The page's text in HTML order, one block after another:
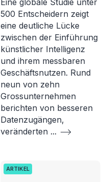
Eine globale Studie unter
500 Entscheidern zeigt
eine deutliche Lücke
zwischen der Einführung
künstlicher Intelligenz
und ihrem messbaren
Geschäftsnutzen. Rund
neun von zehn
Grossunternehmen
berichten von besseren
Datenzugängen,
veränderten ...
ARTIKEL